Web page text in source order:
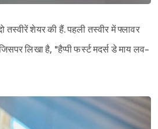
तस्वीरें शेयर की हैं. पहली तस्वीर में फ्लावर
लिखा है, "हैप्पी फर्स्ट मदर्स डे माय लव-